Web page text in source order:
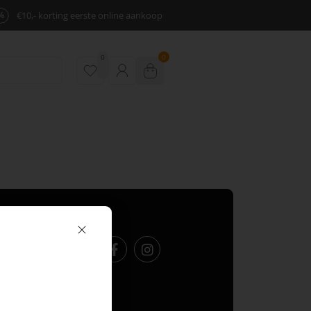
€10,- korting eerste online aankoop
0 0